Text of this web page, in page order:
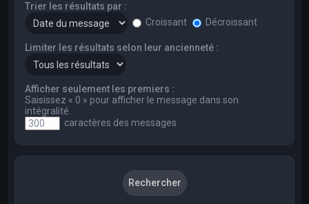
Trier les résultats par :
Croissant
Décroissant
Limiter les résultats selon leur ancienneté :
Afficher seulement les premiers :
Saisissez « 0 » pour afficher le message dans son
intégralité.
caractères des messages